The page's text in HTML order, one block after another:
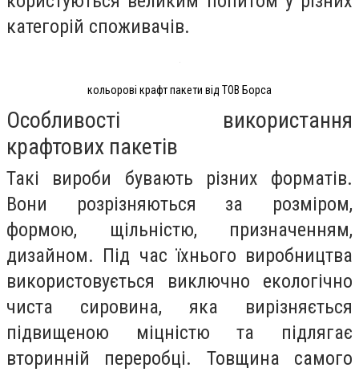
категорій споживачів.
кольорові крафт пакети від ТОВ Борса
Особливості використання
крафтових пакетів
Такі вироби бувають різних форматів.
Вони розрізняються за розміром,
формою, щільністю, призначенням,
дизайном. Під час їхнього виробництва
використовується виключно екологічно
чиста сировина, яка вирізняється
підвищеною міцністю та підлягає
вторинній переробці. Товщина самого